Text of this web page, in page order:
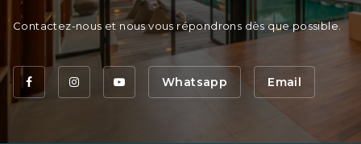
Contactez-nous et nous vous répondrons dès que possible.
Whatsapp Email